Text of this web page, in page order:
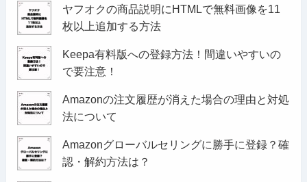
ヤフオクの商品説明にHTMLで無料画像を11
枚以上追加する方法
Keepa有料版への登録方法！間違いやすいの
で要注意！
Amazonの注文履歴が消えた場合の理由と対処
法について
Amazonグローバルセリングに勝手に登録？確
認・解約方法は？